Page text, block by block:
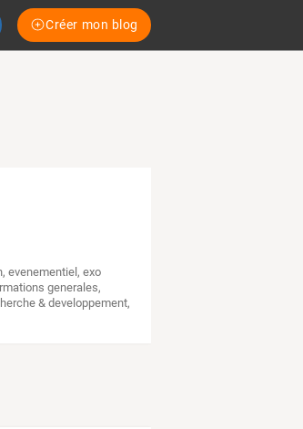
Créer mon blog
,evenementiel,exo
generales,
& developpement,